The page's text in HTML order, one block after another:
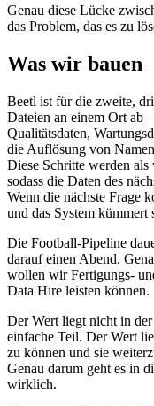
Genau diese Lücke
das Problem, das es zu
Was wir bauen
Beetl ist für die zweite,
Dateien an einem Ort ab
Qualitätsdaten,
die Auflösung von
Diese Schritte werden
sodass die Daten des
Wenn die nächste Frage
und das System kümmert
Die Football-Pipeline
darauf einen Abend.
wollen wir Fertigungs-
Data Hire leisten können.
Der Wert liegt nicht in
einfache Teil. Der Wert
zu können und sie
Genau darum geht es in
wirklich.